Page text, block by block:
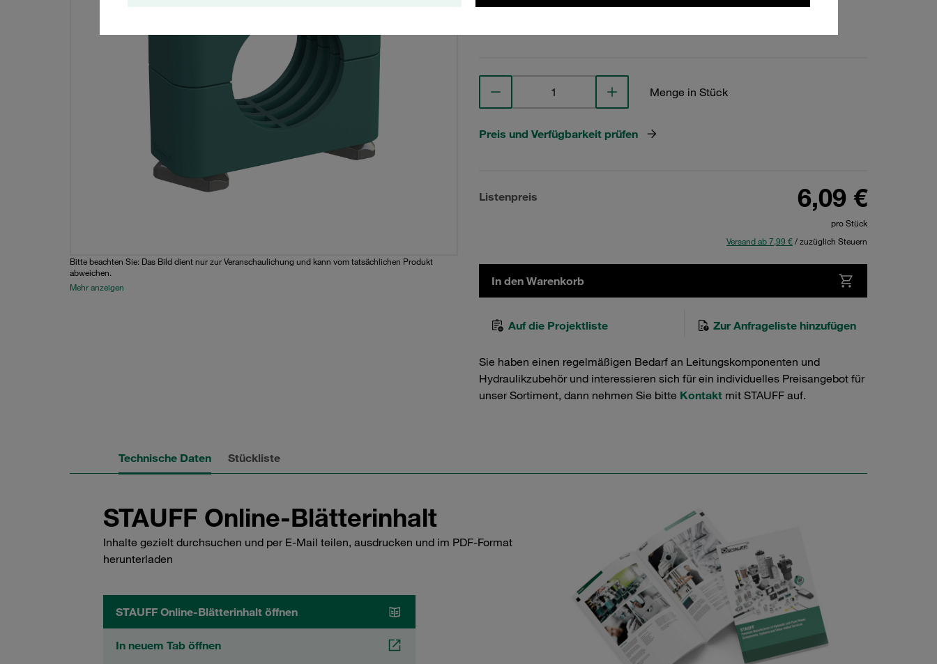
Bitte beachten Sie: Das Bild dient nur zur Veranschaulichung und kann vom tatsächlichen Produkt
abweichen.
Mehr anzeigen
Menge in Stück
Preis und Verfügbarkeit prüfen
Listenpreis 6,09 €
pro Stück
Versand ab 7,99 €/ zuzüglich Steuern
In den Warenkorb
Auf die Projektliste Zur Anfrageliste hinzufügen
Sie haben einen regelmäßigen Bedarf an Leitungskomponenten und
Hydraulikzubehör und interessieren sich für ein individuelles Preisangebot für
unser Sortiment, dann nehmen Sie bitte Kontakt mit STAUFF auf.
Technische Daten Stückliste
STAUFF Online-Blätterinhalt
Inhalte gezielt durchsuchen und per E-Mail teilen, ausdrucken und im PDF-Format
herunterladen
STAUFF Online-Blätterinhalt öffnen
In neuem Tab öffnen